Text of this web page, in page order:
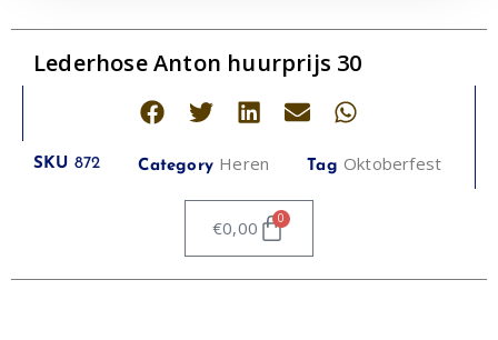
Lederhose Anton huurprijs 30
SKU 872 Category Heren Tag Oktoberfest
€0,00 0